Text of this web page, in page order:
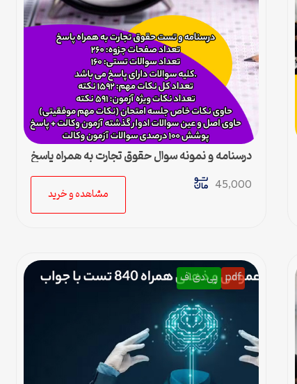
درسنامه و نمونه سوال حقوق تجارت به همراه پاسخ
45,000
مشاهده و خرید
pdf پی دی اف